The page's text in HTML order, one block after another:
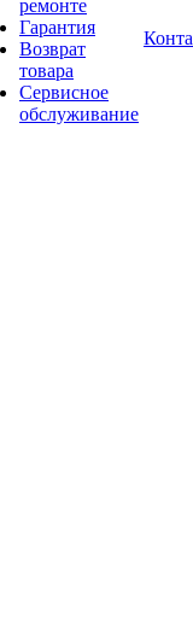
ремонте
Гарантия
Возврат
товара
Сервисное
обслуживание